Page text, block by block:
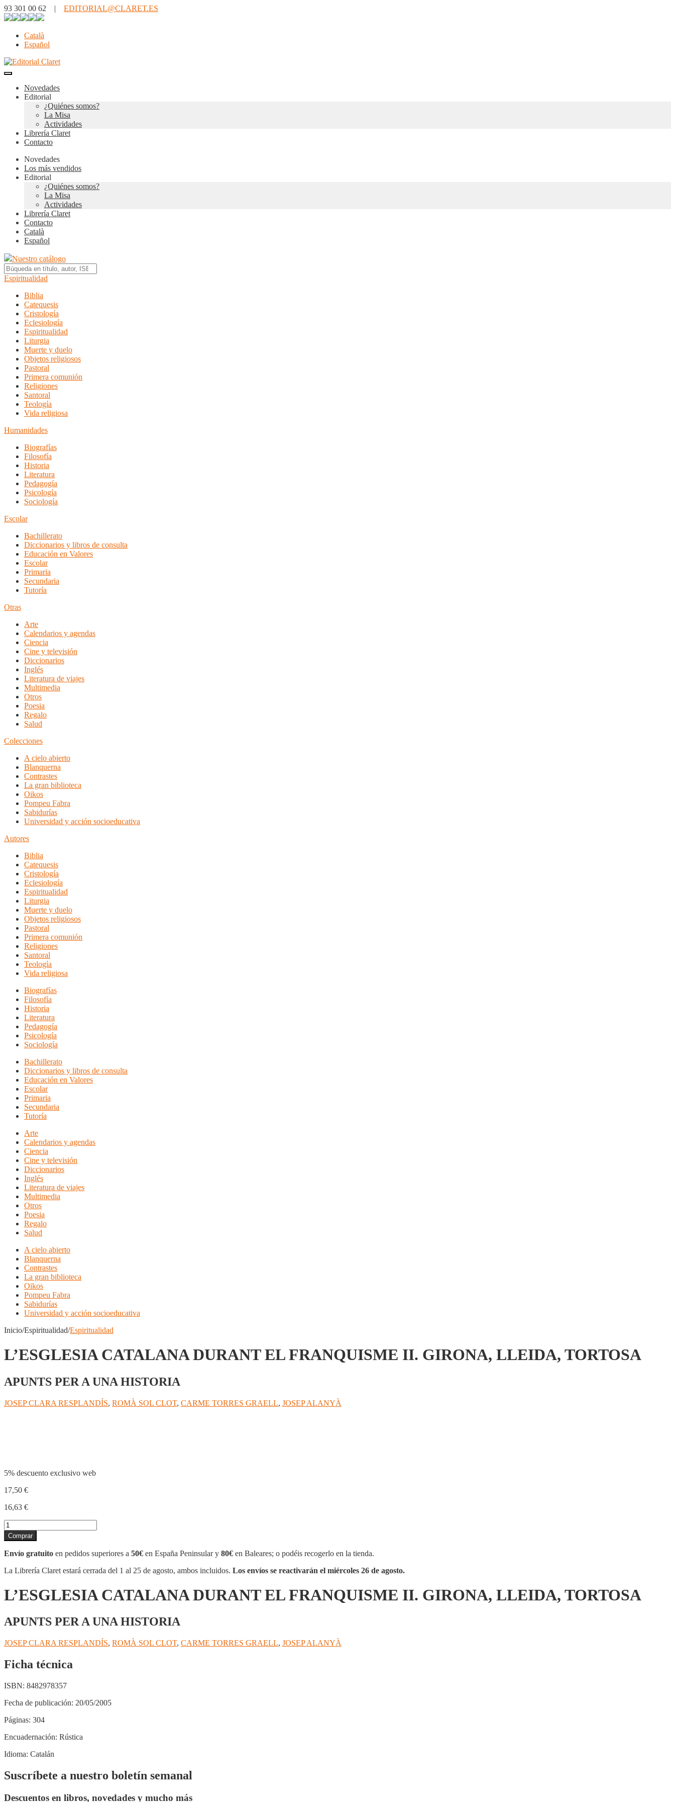
93 301 00 62 | EDITORIAL@CLARET.ES
Català
Español
Novedades
Editorial
¿Quiénes somos?
La Misa
Actividades
Librería Claret
Contacto
Novedades
Los más vendidos
Editorial
¿Quiénes somos?
La Misa
Actividades
Librería Claret
Contacto
Català
Español
Nuestro catálogo
Espiritualidad
Biblia
Catequesis
Cristología
Eclesiología
Espiritualidad
Liturgia
Muerte y duelo
Objetos religiosos
Pastoral
Primera comunión
Religiones
Santoral
Teología
Vida religiosa
Humanidades
Biografías
Filosofía
Historia
Literatura
Pedagogía
Psicología
Sociología
Escolar
Bachillerato
Diccionarios y libros de consulta
Educación en Valores
Escolar
Primaria
Secundaria
Tutoría
Otras
Arte
Calendarios y agendas
Ciencia
Cine y televisión
Diccionarios
Inglés
Literatura de viajes
Multimedia
Otros
Poesia
Regalo
Salud
Colecciones
A cielo abierto
Blanquerna
Contrastes
La gran biblioteca
Oikos
Pompeu Fabra
Sabidurías
Universidad y acción socioeducativa
Autores
Biblia
Catequesis
Cristología
Eclesiología
Espiritualidad
Liturgia
Muerte y duelo
Objetos religiosos
Pastoral
Primera comunión
Religiones
Santoral
Teología
Vida religiosa
Biografías
Filosofía
Historia
Literatura
Pedagogía
Psicología
Sociología
Bachillerato
Diccionarios y libros de consulta
Educación en Valores
Escolar
Primaria
Secundaria
Tutoría
Arte
Calendarios y agendas
Ciencia
Cine y televisión
Diccionarios
Inglés
Literatura de viajes
Multimedia
Otros
Poesia
Regalo
Salud
A cielo abierto
Blanquerna
Contrastes
La gran biblioteca
Oikos
Pompeu Fabra
Sabidurías
Universidad y acción socioeducativa
Inicio/Espiritualidad/Espiritualidad
L’ESGLESIA CATALANA DURANT EL FRANQUISME II. GIRONA, LLEIDA, TORTOSA
APUNTS PER A UNA HISTORIA
JOSEP CLARA RESPLANDÍS, ROMÀ SOL CLOT, CARME TORRES GRAELL, JOSEP ALANYÀ
5% descuento exclusivo web
17,50 €
16,63 €
L'ESGLESIA
CATALANA
DURANT
EL
FRANQUISME
II.
TORTOSA
Comprar
Envío gratuito en pedidos superiores a 50€ en España Peninsular y 80€ en Baleares; o podéis recogerlo en la tienda.
La Librería Claret estará cerrada del 1 al 25 de agosto, ambos incluidos. Los envíos se reactivarán el miércoles 26 de agosto.
L’ESGLESIA CATALANA DURANT EL FRANQUISME II. GIRONA, LLEIDA, TORTOSA
APUNTS PER A UNA HISTORIA
JOSEP CLARA RESPLANDÍS, ROMÀ SOL CLOT, CARME TORRES GRAELL, JOSEP ALANYÀ
Ficha técnica
ISBN: 8482978357
Fecha de publicación: 20/05/2005
Páginas: 304
Encuadernación: Rústica
Idioma: Catalán
Suscríbete a nuestro boletín semanal
Descuentos en libros, novedades y mucho más